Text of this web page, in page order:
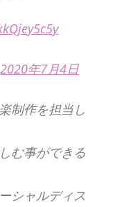
2020年7月4日
制作を担当し
む事ができる
シャルディス